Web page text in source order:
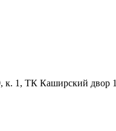
к. 1, ТК Каширский двор 1